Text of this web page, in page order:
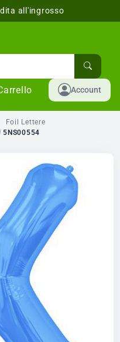
all'ingrosso
Account
Foil Lettere
5NS00554